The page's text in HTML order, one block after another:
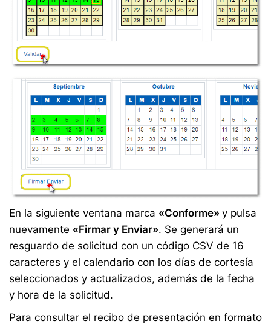
En la siguiente ventana marca «Conforme» y pulsa
nuevamente «Firmar y Enviar». Se generará un
resguardo de solicitud con un código CSV de 16
caracteres y el calendario con los días de cortesía
seleccionados y actualizados, además de la fecha
y hora de la solicitud.
Para consultar el recibo de presentación en formato